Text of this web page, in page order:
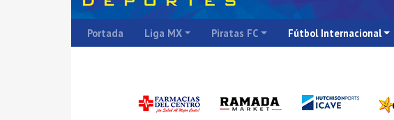
Portada Liga MX Piratas FC Fútbol Internacional